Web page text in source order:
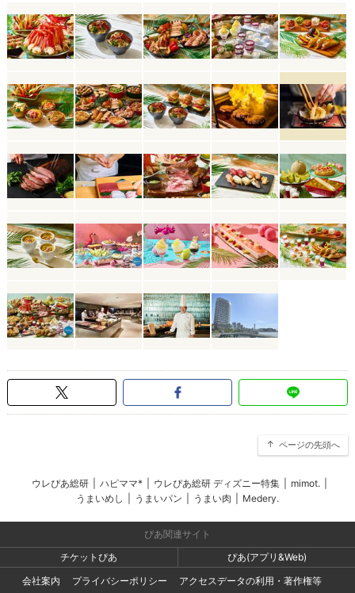
ページの先頭へ
ウレぴあ総研 ハピママ* ウレぴあ総研 ディズニー特集 mimot.
うまいめし
うまいパン うまい肉 Medery.
ぴあ関連サイト
チケットぴあ
ぴあ(アプリ&Web)
会社案内
プライバシーポリシー アクセスデータの利用・著作権等